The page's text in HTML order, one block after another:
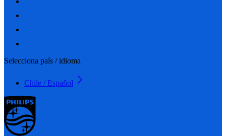
Selecciona país / idioma
Chile / Español